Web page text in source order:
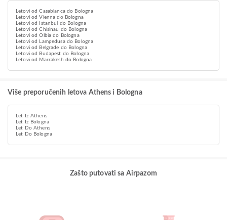
Letovi od Casablanca do Bologna
Letovi od Vienna do Bologna
Letovi od Istanbul do Bologna
Letovi od Chisinau do Bologna
Letovi od Olbia do Bologna
Letovi od Lampedusa do Bologna
Letovi od Belgrade do Bologna
Letovi od Budapest do Bologna
Letovi od Marrakesh do Bologna
Više preporučenih letova Athens i Bologna
Let Iz Athens
Let Iz Bologna
Let Do Athens
Let Do Bologna
Zašto putovati sa Airpazom